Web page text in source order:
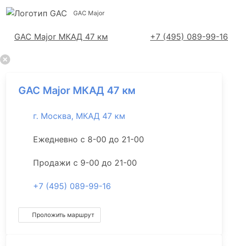
GAC Major
GAC Major МКАД 47 км +7 (495) 089-99-16
Адреса салонов
GAC Major МКАД 47 км
г. Москва, МКАД 47 км
Ежедневно с 8-00 до 21-00
Продажи с 9-00 до 21-00
+7 (495) 089-99-16
Проложить маршрут